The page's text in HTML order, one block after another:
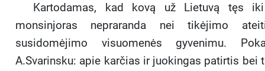
Kartodamas, kad kovą už Lietuvą tęs
monsin­joras nepraranda nei tikėjimo
susidomėjimo vi­suomenės gyvenimu.
A.Svarinsku: apie karčias ir juokingas patirtis bei